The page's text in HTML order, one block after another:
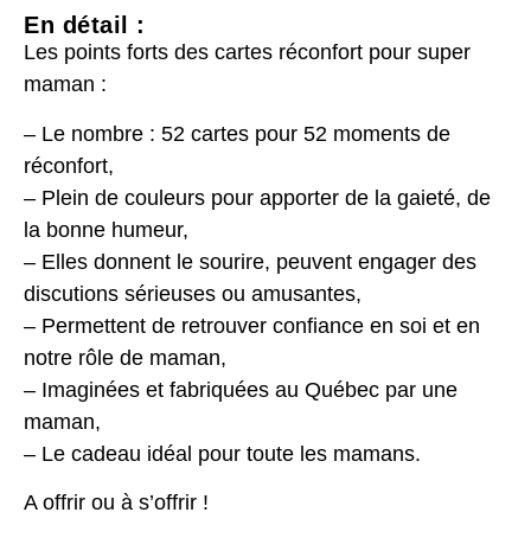
En détail :
Les points forts des cartes réconfort pour super
maman :
– Le nombre : 52 cartes pour 52 moments de
réconfort,
– Plein de couleurs pour apporter de la gaieté, de
la bonne humeur,
– Elles donnent le sourire, peuvent engager des
discutions sérieuses ou amusantes,
– Permettent de retrouver confiance en soi et en
notre rôle de maman,
– Imaginées et fabriquées au Québec par une
maman,
– Le cadeau idéal pour toute les mamans.
A offrir ou à s’offrir !